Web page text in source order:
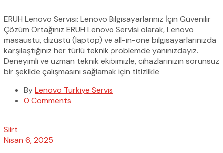
ERUH Lenovo Servisi: Lenovo Bilgisayarlarınız İçin Güvenilir
Çözüm Ortağınız ERUH Lenovo Servisi olarak, Lenovo
masaüstü, dizüstü (laptop) ve all-in-one bilgisayarlarınızda
karşılaştığınız her türlü teknik problemde yanınızdayız.
Deneyimli ve uzman teknik ekibimizle, cihazlarınızın sorunsuz
bir şekilde çalışmasını sağlamak için titizlikle
ByLenovo Türkiye Servis
0 Comments
Siirt
Nisan 6, 2025